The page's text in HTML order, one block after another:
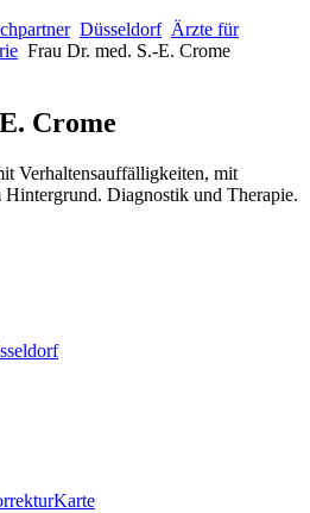
Düsseldorf Ärzte für
Frau Dr. med. S.-E. Crome
Crome
Verhaltensauffälligkeiten, mit
Diagnostik und Therapie.
Karte